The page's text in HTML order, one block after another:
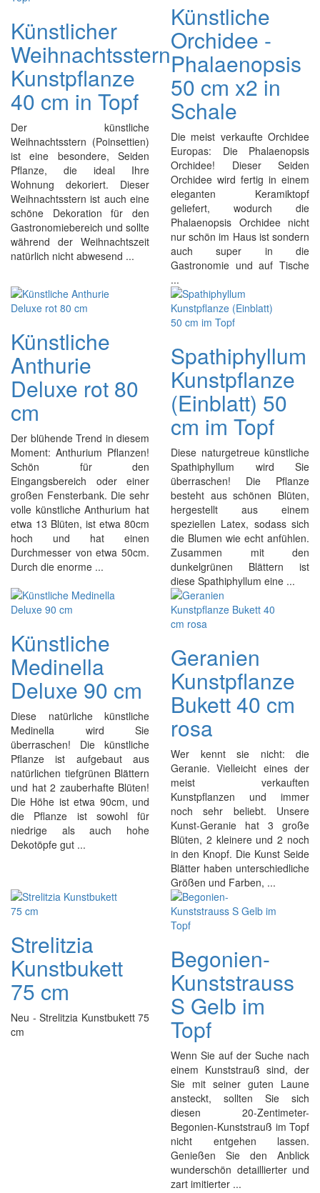
Künstlicher
Weihnachtsstern
Kunstpflanze
40 cm in Topf
Der künstliche
Weihnachtsstern (Poinsettien)
ist eine besondere, Seiden
Pflanze, die ideal Ihre
Wohnung dekoriert. Dieser
Weihnachtsstern ist auch eine
schöne Dekoration für den
Gastronomiebereich und sollte
während der Weihnachtszeit
natürlich nicht abwesend ...
Künstliche
Orchidee -
Phalaenopsis
50 cm x2 in
Schale
Die meist verkaufte Orchidee
Europas: Die Phalaenopsis
Orchidee! Dieser Seiden
Orchidee wird fertig in einem
eleganten Keramiktopf
geliefert, wodurch die
Phalaenopsis Orchidee nicht
nur schön im Haus ist sondern
auch super in die
Gastronomie und auf Tische
...
Künstliche
Anthurie
Deluxe rot 80
cm
Der blühende Trend in diesem
Moment: Anthurium Pflanzen!
Schön für den
Eingangsbereich oder einer
großen Fensterbank. Die sehr
volle künstliche Anthurium hat
etwa 13 Blüten, ist etwa 80cm
hoch und hat einen
Durchmesser von etwa 50cm.
Durch die enorme ...
Spathiphyllum
Kunstpflanze
(Einblatt) 50
cm im Topf
Diese naturgetreue künstliche
Spathiphyllum wird Sie
überraschen! Die Pflanze
besteht aus schönen Blüten,
hergestellt aus einem
speziellen Latex, sodass sich
die Blumen wie echt anfühlen.
Zusammen mit den
dunkelgrünen Blättern ist
diese Spathiphyllum eine ...
Künstliche
Medinella
Deluxe 90 cm
Diese natürliche künstliche
Medinella wird Sie
überraschen! Die künstliche
Pflanze ist aufgebaut aus
natürlichen tiefgrünen Blättern
und hat 2 zauberhafte Blüten!
Die Höhe ist etwa 90cm, und
die Pflanze ist sowohl für
niedrige als auch hohe
Dekotöpfe gut ...
Geranien
Kunstpflanze
Bukett 40 cm
rosa
Wer kennt sie nicht: die
Geranie. Vielleicht eines der
meist verkauften
Kunstpflanzen und immer
noch sehr beliebt. Unsere
Kunst-Geranie hat 3 große
Blüten, 2 kleinere und 2 noch
in den Knopf. Die Kunst Seide
Blätter haben unterschiedliche
Größen und Farben, ...
Strelitzia
Kunstbukett
75 cm
Neu - Strelitzia Kunstbukett 75
cm
Begonien-
Kunststrauss
S Gelb im
Topf
Wenn Sie auf der Suche nach
einem Kunststrauß sind, der
Sie mit seiner guten Laune
ansteckt, sollten Sie sich
diesen 20-Zentimeter-
Begonien-Kunststrauß im Topf
nicht entgehen lassen.
Genießen Sie den Anblick
wunderschön detaillierter und
zart imitierter ...